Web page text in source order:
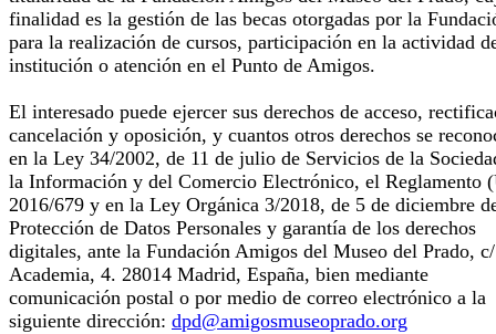
finalidad es la gestión de las becas otorgadas por la
para la realización de cursos, participación en la actividad
institución o atención en el Punto de Amigos.
El interesado puede ejercer sus derechos de acceso,
cancelación y oposición, y cuantos otros derechos se
en la Ley 34/2002, de 11 de julio de Servicios de la
la Información y del Comercio Electrónico, el Reglamento
2016/679 y en la Ley Orgánica 3/2018, de 5 de diciembre
Protección de Datos Personales y garantía de los derechos
digitales, ante la Fundación Amigos del Museo del Prado,
Academia, 4. 28014 Madrid, España, bien mediante
comunicación postal o por medio de correo electrónico a la
siguiente dirección: dpd@amigosmuseoprado.org